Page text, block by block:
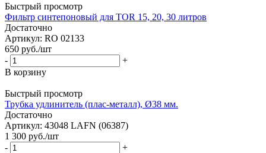
Быстрый просмотр
Фильтр синтепоновый для TOR 15, 20, 30 литров
Достаточно
Артикул: RO 02133
650 руб./шт
-
+
В корзину
Быстрый просмотр
Трубка удлинитель (плас-металл), Ø38 мм.
Достаточно
Артикул: 43048 LAFN (06387)
1 300 руб./шт
-
+